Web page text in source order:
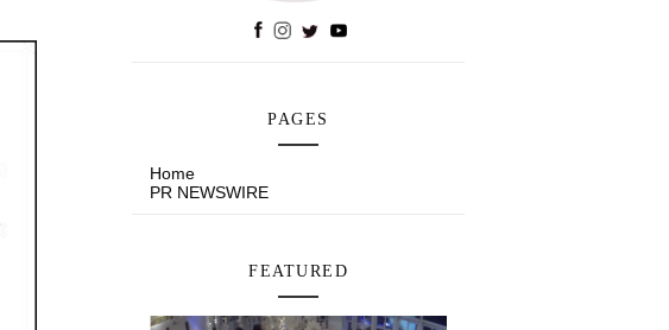
PAGES
Home
PR NEWSWIRE
FEATURED